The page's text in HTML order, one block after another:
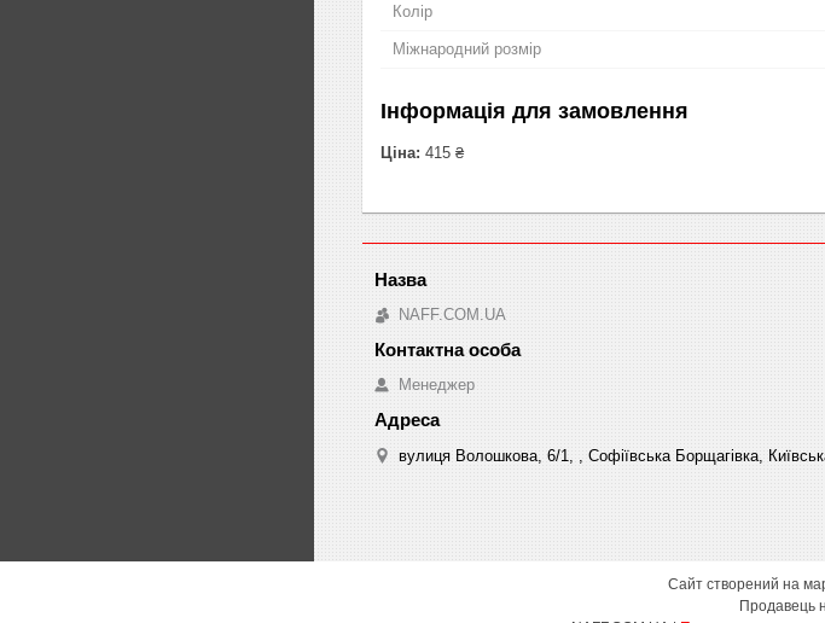
Колір
Міжнародний розмір
Інформація для замовлення
Ціна: 415 ₴
NAFF.COM.UA
Менеджер
вулиця Волошкова, 6/1, , Софіївська Борщагівка,
Сайт створений на
Продавець